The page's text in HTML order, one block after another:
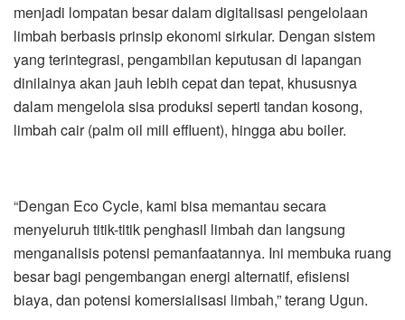
menjadi lompatan besar dalam digitalisasi pengelolaan
limbah berbasis prinsip ekonomi sirkular. Dengan sistem
yang terintegrasi, pengambilan keputusan di lapangan
dinilainya akan jauh lebih cepat dan tepat, khususnya
dalam mengelola sisa produksi seperti tandan kosong,
limbah cair (palm oil mill effluent), hingga abu boiler.
“Dengan Eco Cycle, kami bisa memantau secara
menyeluruh titik-titik penghasil limbah dan langsung
menganalisis potensi pemanfaatannya. Ini membuka ruang
besar bagi pengembangan energi alternatif, efisiensi
biaya, dan potensi komersialisasi limbah,” terang Ugun.